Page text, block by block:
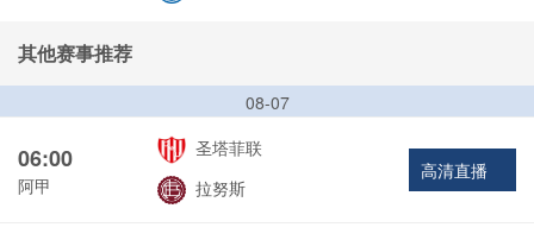
其他赛事推荐
08-07
06:00
阿甲
圣塔菲联
拉努斯
高清直播